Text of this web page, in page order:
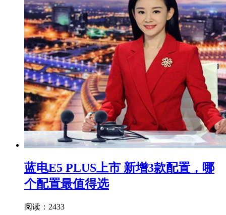
蓝电E5 PLUS上市 新增3款配置，哪
个配置最值得选
阅读：2433